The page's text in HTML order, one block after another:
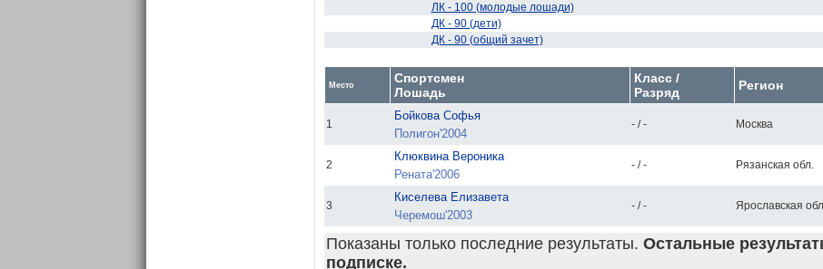
ЛК - 100 (молодые лошади)
ДК - 90 (дети)
ДК - 90 (общий зачет)
Место
Спортсмен
Лошадь
Класс /
Разряд
Регион
1
Бойкова Софья
Полигон'2004
- / - Москва
2
Клюквина Вероника
Рената'2006
- / - Рязанская обл.
3
Киселева Елизавета
Черемош'2003
- / - Ярославская
Показаны только последние результаты. Остальные
подписке.